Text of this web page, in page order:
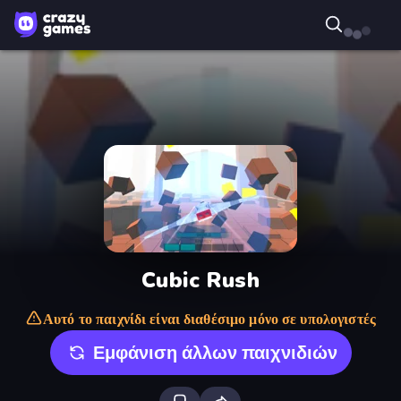
Cubic Rush
Αυτό το παιχνίδι είναι διαθέσιμο μόνο σε υπολογιστές
Εμφάνιση άλλων παιχνιδιών